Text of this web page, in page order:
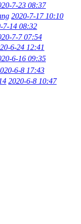
7-23 08:37
2020-7-17 10:10
7-14 08:32
7-7 07:54
6-24 12:41
6-16 09:35
6-8 17:43
2020-6-8 10:47